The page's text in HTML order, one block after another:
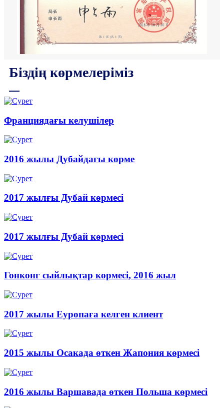
Біздің көрмелеріміз
Франциядағы келушілер
2016 жылы Дубайдағы көрме
2017 жылғы Дубай көрмесі
2017 жылғы Дубай көрмесі
Гонконг сыйлықтар көрмесі, 2016 жыл
2017 жылы Еуропаға келген клиент
2015 жылы Осакада өткен Жапония көрмесі
2016 жылы Варшавада өткен Польша көрмесі